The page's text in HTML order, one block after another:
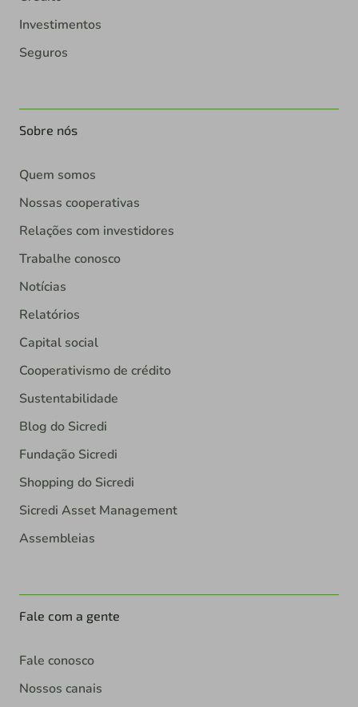
Investimentos
Seguros
Sobre nós
Quem somos
Nossas cooperativas
Relações com investidores
Trabalhe conosco
Notícias
Relatórios
Capital social
Cooperativismo de crédito
Sustentabilidade
Blog do Sicredi
Fundação Sicredi
Shopping do Sicredi
Sicredi Asset Management
Assembleias
Fale com a gente
Fale conosco
Nossos canais